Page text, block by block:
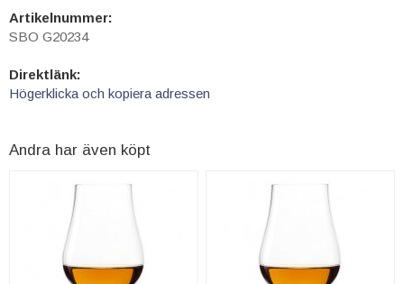
Artikelnummer:
SBO G20234
Direktlänk:
Högerklicka och kopiera adressen
Andra har även köpt